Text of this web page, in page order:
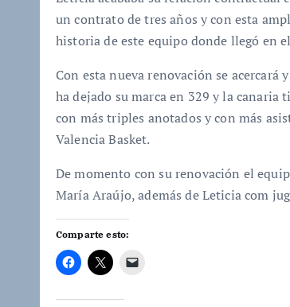
un contrato de tres años y con esta
historia de este equipo donde llegó en
Con esta nueva renovación se acercará
ha dejado su marca en 329 y la canaria
con más triples anotados y con más
Valencia Basket.
De momento con su renovación el
María Araújo, además de Leticia com
Comparte esto: